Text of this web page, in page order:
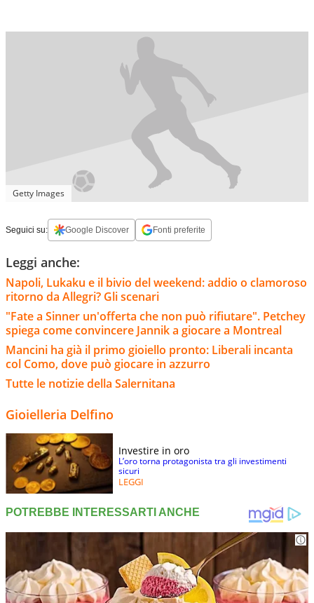
Getty Images
Seguici su: Google Discover Fonti preferite
Leggi anche:
Napoli, Lukaku e il bivio del weekend: addio o clamoroso
ritorno da Allegri? Gli scenari
"Fate a Sinner un'offerta che non può rifiutare". Petchey
spiega come convincere Jannik a giocare a Montreal
Mancini ha già il primo gioiello pronto: Liberali incanta
col Como, dove può giocare in azzurro
Tutte le notizie della Salernitana
Gioielleria Delfino
Investire in oro
L’oro torna protagonista tra gli investimenti
sicuri
LEGGI